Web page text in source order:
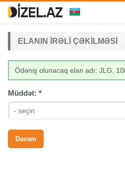
ELANIN IRƏLI ÇƏKILMƏSI
Ödəniş olunacaq elan adı: JLG,
Müddət: *
- seçin